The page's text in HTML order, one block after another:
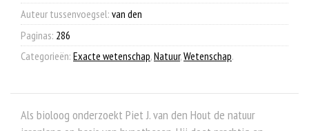
Auteur tussenvoegsel: van den
Paginas: 286
Categorieën: Exacte wetenschap,Natuur,Wetenschap.
Als bioloog onderzoekt Piet J. van den Hout de natuur